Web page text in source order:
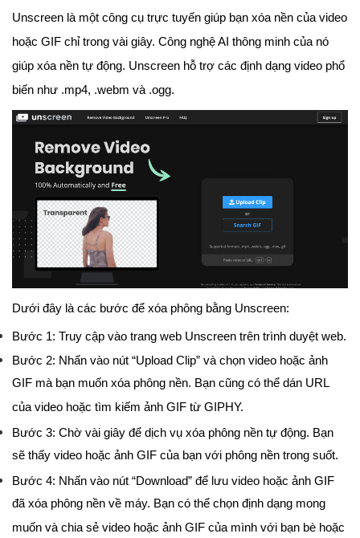
Unscreen là một công cụ trực tuyến giúp bạn xóa nền của video
hoặc GIF chỉ trong vài giây. Công nghệ AI thông minh của nó
giúp xóa nền tự động. Unscreen hỗ trợ các định dạng video phổ
biến như .mp4, .webm và .ogg.
Dưới đây là các bước để xóa phông bằng Unscreen:
Bước 1: Truy cập vào trang web Unscreen trên trình duyệt web.
Bước 2: Nhấn vào nút “Upload Clip” và chọn video hoặc ảnh
GIF mà bạn muốn xóa phông nền. Bạn cũng có thể dán URL
của video hoặc tìm kiếm ảnh GIF từ GIPHY.
Bước 3: Chờ vài giây để dịch vụ xóa phông nền tự động. Bạn
sẽ thấy video hoặc ảnh GIF của bạn với phông nền trong suốt.
Bước 4: Nhấn vào nút “Download” để lưu video hoặc ảnh GIF
đã xóa phông nền về máy. Bạn có thể chọn định dạng mong
muốn và chia sẻ video hoặc ảnh GIF của mình với bạn bè hoặc